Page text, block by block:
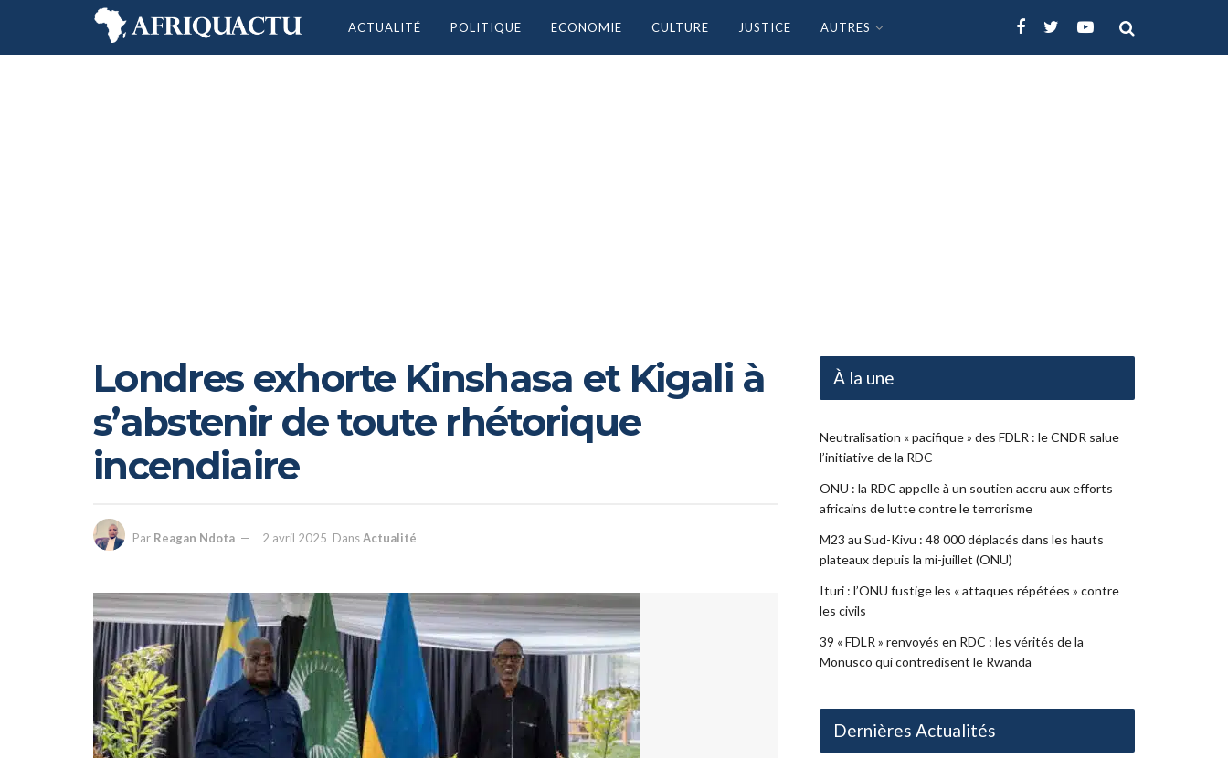
ACTUALITÉ POLITIQUE ECONOMIE CULTURE JUSTICE AUTRES
Londres exhorte Kinshasa et Kigali à
s’abstenir de toute rhétorique
incendiaire
Par Reagan Ndota 2 avril 2025 DansActualité
À la une
Neutralisation « pacifique » des FDLR : le CNDR salue
l’initiative de la RDC
ONU : la RDC appelle à un soutien accru aux efforts
africains de lutte contre le terrorisme
M23 au Sud-Kivu : 48 000 déplacés dans les hauts
plateaux depuis la mi-juillet (ONU)
Ituri : l’ONU fustige les « attaques répétées » contre
les civils
39 « FDLR » renvoyés en RDC : les vérités de la
Monusco qui contredisent le Rwanda
Dernières Actualités